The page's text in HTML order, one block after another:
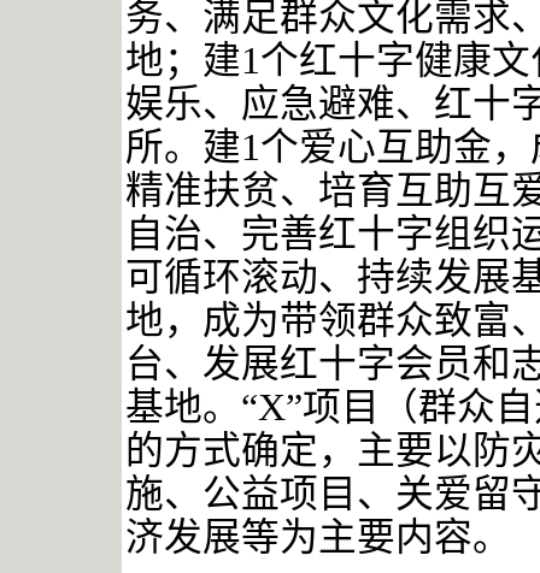
务、满足群众文化需求
地；建1个红十字健康
娱乐、应急避难、红十
所。建1个爱心互助金
精准扶贫、培育互助互
自治、完善红十字组织
可循环滚动、持续发展
地，成为带领群众致富
台、发展红十字会员和
基地。“X”项目（群众
的方式确定，主要以防
施、公益项目、关爱留
济发展等为主要内容。